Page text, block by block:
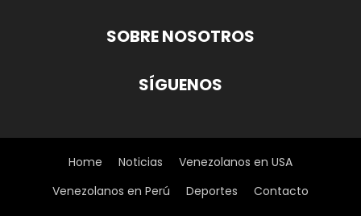
SOBRE NOSOTROS
SÍGUENOS
Home Noticias
Venezolanos en USA
Venezolanos en Perú
Deportes Contacto